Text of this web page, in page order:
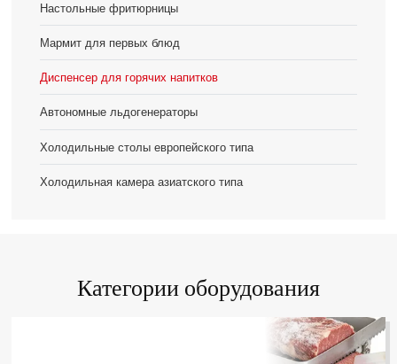
Настольные фритюрницы
Мармит для первых блюд
Диспенсер для горячих напитков
Автономные льдогенераторы
Холодильные столы европейского типа
Холодильная камера азиатского типа
Категории оборудования